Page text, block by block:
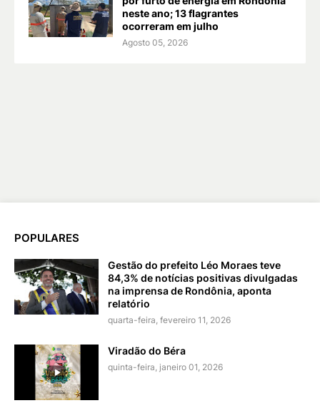
neste ano; 13 flagrantes
ocorreram em julho
Agosto 05, 2026
POPULARES
Gestão do prefeito Léo Moraes teve
84,3% de notícias positivas divulgadas
na imprensa de Rondônia, aponta
relatório
quarta-feira, fevereiro 11, 2026
Viradão do Béra
quinta-feira, janeiro 01, 2026